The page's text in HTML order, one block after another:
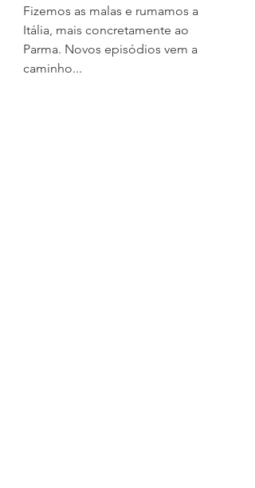
Fizemos as malas e rumamos a
Itália, mais concretamente ao
Parma. Novos episódios vem a
caminho...